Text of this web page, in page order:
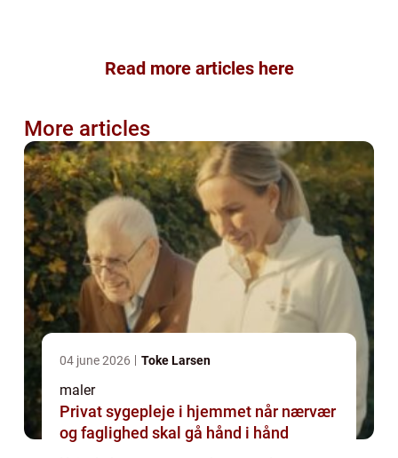
Read more articles here
More articles
04 june 2026 Toke Larsen
maler
Privat sygepleje i hjemmet når nærvær
og faglighed skal gå hånd i hånd